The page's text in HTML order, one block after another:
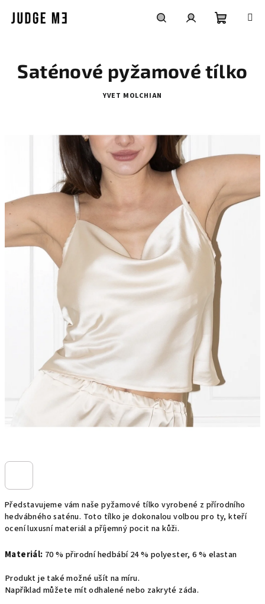
košík
Představujeme vám naše pyžamové tílko vyrobené z přírodního
hedvábného saténu. Toto tílko je dokonalou volbou pro ty, kteří
ocení luxusní materiál a příjemný pocit na kůži.
Materiál: 70 % přirodní hedbábí 24 % polyester, 6 % elastan
Produkt je také možné ušít na míru.
Například můžete mít odhalené nebo zakryté záda.
Saténové pyžamové tílko
YVET MOLCHIAN